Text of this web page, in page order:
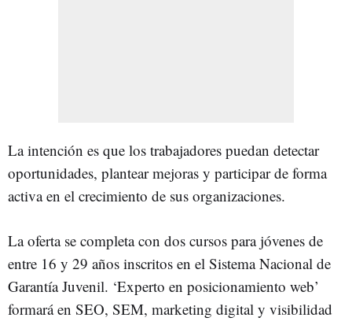
La intención es que los trabajadores puedan detectar
oportunidades, plantear mejoras y participar de forma
activa en el crecimiento de sus organizaciones.
La oferta se completa con dos cursos para jóvenes de
entre 16 y 29 años inscritos en el Sistema Nacional de
Garantía Juvenil. ‘Experto en posicionamiento web’
formará en SEO, SEM, marketing digital y visibilidad